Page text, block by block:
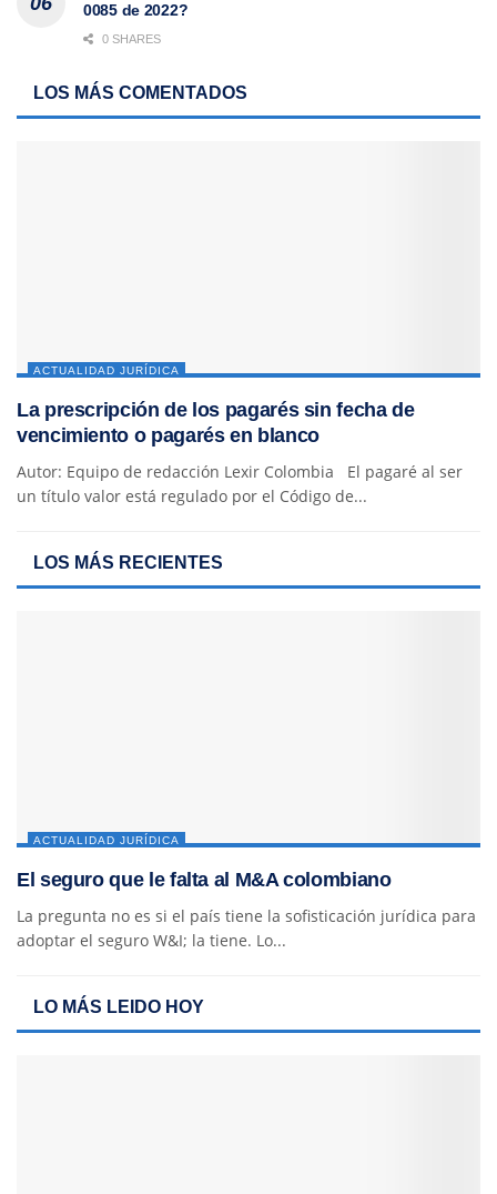
0085 de 2022?
0 SHARES
LOS MÁS COMENTADOS
ACTUALIDAD JURÍDICA
La prescripción de los pagarés sin fecha de
vencimiento o pagarés en blanco
Autor: Equipo de redacción Lexir Colombia El pagaré al ser
un título valor está regulado por el Código de...
LOS MÁS RECIENTES
ACTUALIDAD JURÍDICA
El seguro que le falta al M&A colombiano
La pregunta no es si el país tiene la sofisticación jurídica para
adoptar el seguro W&I; la tiene. Lo...
LO MÁS LEIDO HOY